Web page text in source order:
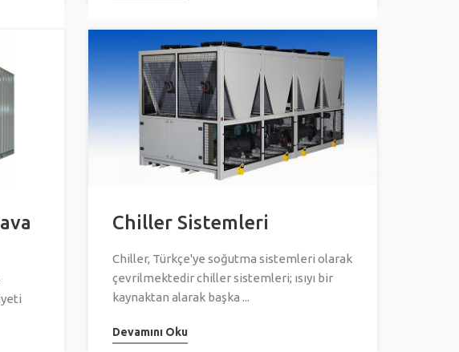
Chiller Sistemleri
Chiller, Türkçe'ye soğutma sistemleri olarak
çevrilmektedir chiller sistemleri; ısıyı bir
kaynaktan alarak başka ...
Devamını Oku